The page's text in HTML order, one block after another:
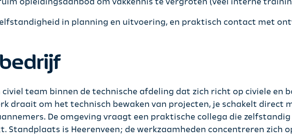
opleidingsaanbod om vakkennis te vergroten (veel interne
in planning en uitvoering, en praktisch contact met
team binnen de technische afdeling dat zich richt op civiele en
draait om het technisch bewaken van projecten, je schakelt direct
De omgeving vraagt een praktische collega die
Standplaats is Heerenveen; de werkzaamheden concentreren zich